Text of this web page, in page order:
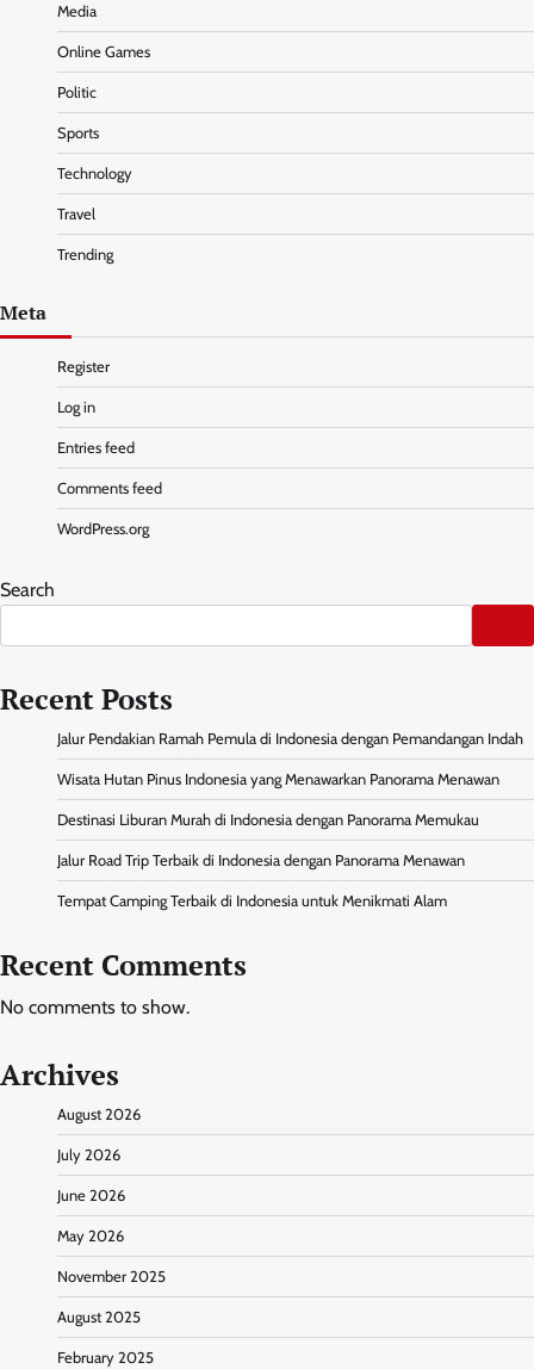
Media
Online Games
Politic
Sports
Technology
Travel
Trending
Meta
Register
Log in
Entries feed
Comments feed
WordPress.org
Search
Recent Posts
Jalur Pendakian Ramah Pemula di Indonesia dengan Pemandangan Indah
Wisata Hutan Pinus Indonesia yang Menawarkan Panorama Menawan
Destinasi Liburan Murah di Indonesia dengan Panorama Memukau
Jalur Road Trip Terbaik di Indonesia dengan Panorama Menawan
Tempat Camping Terbaik di Indonesia untuk Menikmati Alam
Recent Comments
No comments to show.
Archives
August 2026
July 2026
June 2026
May 2026
November 2025
August 2025
February 2025